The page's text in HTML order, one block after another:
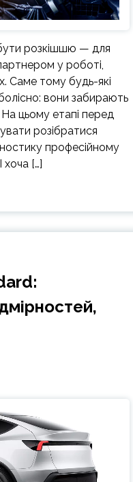
розкішшю — для
у роботі,
Саме тому будь-які
вони забирають
На цьому етапі перед
розібратися
професійному
хоча […]